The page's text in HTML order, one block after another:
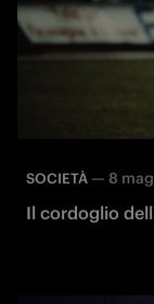
SOCIETÀ — 8
Il cordoglio